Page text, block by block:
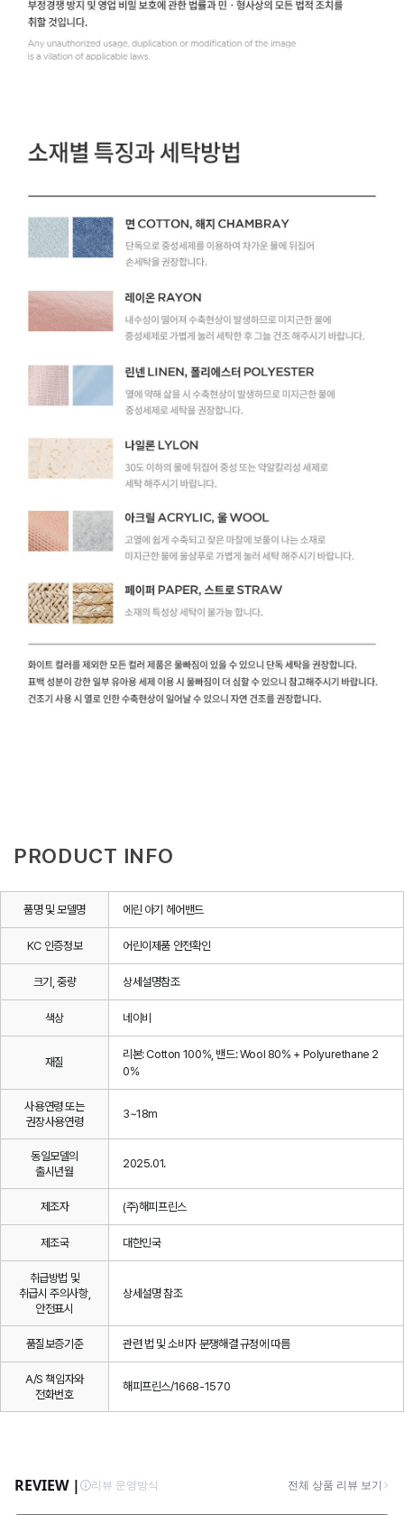
PRODUCT INFO
품명 및 모델명 에린 아기 헤어밴드
KC 인증정보 어린이제품 안전확인
크기, 중량 상세설명참조
색상 네이비
재질
리본: Cotton 100%, 밴드: Wool 80% + Polyurethane 2
0%
사용연령 또는
권장사용연령
3~18m
동일모델의
출시년월
2025.01.
제조자 (주)해피프린스
제조국 대한민국
취급방법 및
취급시 주의사항,
안전표시
상세설명 참조
품질보증기준 관련 법 및 소비자 분쟁해결 규정에 따름
A/S 책임자와
전화번호
해피프린스/1668-1570